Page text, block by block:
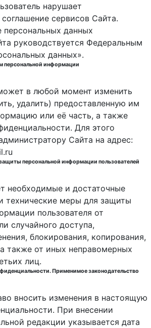
нарушает
сервисов Сайта.
персональных данных
руководствуется Федеральным
данных».
персональной информации
в любой момент изменить
удалить) предоставленную им
или её часть, а также
Для этого
Сайта на адрес:
персональной информации пользователей
необходимые и достаточные
технические меры для защиты
пользователя от
случайного доступа,
блокирования, копирования,
также от иных неправомерных
лиц.
Применимое законодательство
вносить изменения в настоящую
При внесении
редакции указывается дата